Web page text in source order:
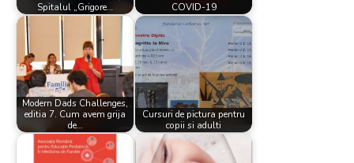
Spitalul „Grigore…
COVID-19
Modern Dads Challenges,
editia 7. Cum avem grija
de…
Cursuri de pictura pentru
copii si adulti